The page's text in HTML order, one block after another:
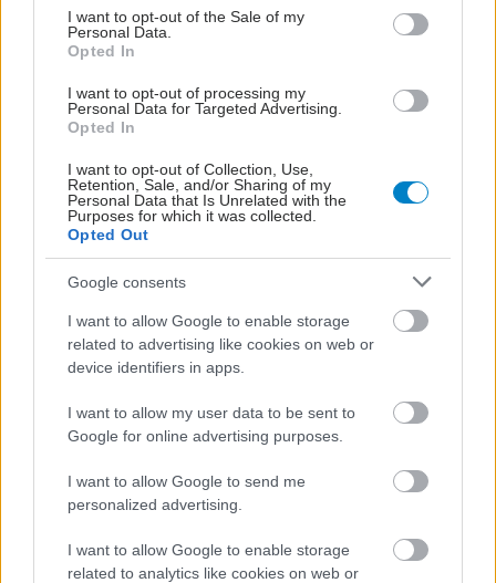
consent section.
I want to opt-out of the Sale of my
Personal Data.
Opted In
I want to opt-out of processing my
Personal Data for Targeted Advertising.
Opted In
I want to opt-out of Collection, Use,
Retention, Sale, and/or Sharing of my
Personal Data that Is Unrelated with the
Purposes for which it was collected.
Opted Out
Google consents
I want to allow Google to enable storage
related to advertising like cookies on web or
device identifiers in apps.
I want to allow my user data to be sent to
Google for online advertising purposes.
I want to allow Google to send me
personalized advertising.
I want to allow Google to enable storage
related to analytics like cookies on web or
ναρκοληψία
Σκύλοι θεραπείας
που αναρρώνουν από
εγκεφαλικό να είναι πιο
δραστήριοι
ακόμα και για ένα μήνα,
συνδέεται με
χαμηλότερη φλεγμονή
και επιβράδυνση της
γήρανσης
Όταν οι γονείς είναι
αγχωμένοι τα παιδιά